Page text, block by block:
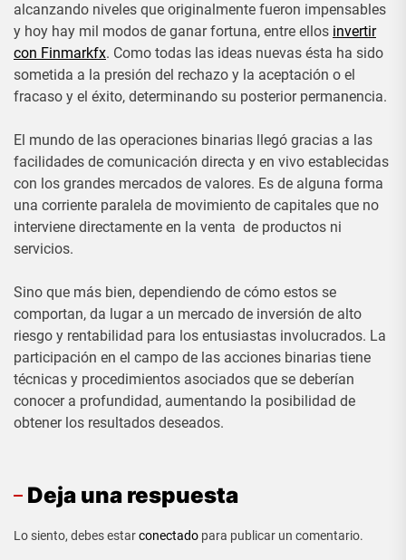
alcanzando niveles que originalmente fueron impensables
y hoy hay mil modos de ganar fortuna, entre ellos invertir
con Finmarkfx. Como todas las ideas nuevas ésta ha sido
sometida a la presión del rechazo y la aceptación o el
fracaso y el éxito, determinando su posterior permanencia.
El mundo de las operaciones binarias llegó gracias a las
facilidades de comunicación directa y en vivo establecidas
con los grandes mercados de valores. Es de alguna forma
una corriente paralela de movimiento de capitales que no
interviene directamente en la venta de productos ni
servicios.
Sino que más bien, dependiendo de cómo estos se
comportan, da lugar a un mercado de inversión de alto
riesgo y rentabilidad para los entusiastas involucrados. La
participación en el campo de las acciones binarias tiene
técnicas y procedimientos asociados que se deberían
conocer a profundidad, aumentando la posibilidad de
obtener los resultados deseados.
Deja una respuesta
Lo siento, debes estarconectado para publicar un comentario.